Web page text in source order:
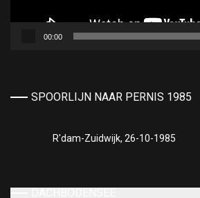
00:00
SPOORLIJN NAAR PERNIS 1985
R'dam-Zuidwijk, 26-10-1985